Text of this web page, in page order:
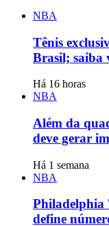
NBA
Tênis
Brasil; saiba
Há 16 horas
NBA
Além da
deve gerar
Há 1 semana
NBA
Philadelphia
define